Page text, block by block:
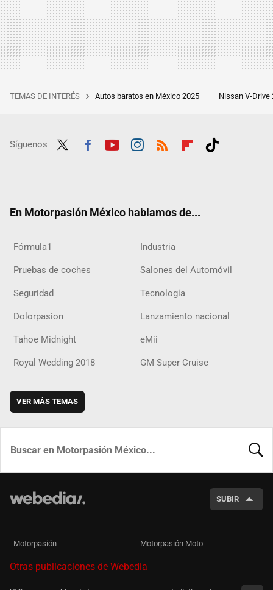
TEMAS DE INTERÉS Autos baratos en México 2025 Nissan V-Drive
Síguenos
En Motorpasión México hablamos de...
Fórmula1 Industria
Pruebas de coches Salones del Automóvil
Seguridad Tecnología
Dolorpasion Lanzamiento nacional
Tahoe Midnight eMii
Royal Wedding 2018 GM Super Cruise
VER MÁS TEMAS
SUBIR
Motorpasión Motorpasión Moto
Otras publicaciones de Webedia